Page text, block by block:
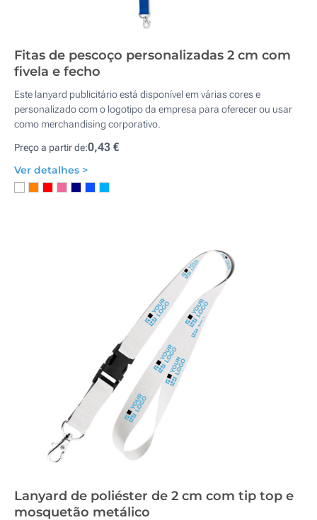
Fitas de pescoço personalizadas 2 cm com
fivela e fecho
Este lanyard publicitário está disponível em várias cores e
personalizado com o logotipo da empresa para oferecer ou usar
como merchandising corporativo.
Preço a partir de:0,43 €
Ver detalhes >
Lanyard de poliéster de 2 cm com tip top e
mosquetão metálico